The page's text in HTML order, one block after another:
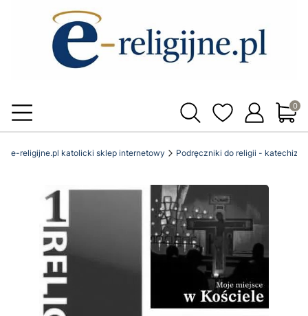
e-religijne.pl katolicki sklep internetowy Podręczniki do religii -